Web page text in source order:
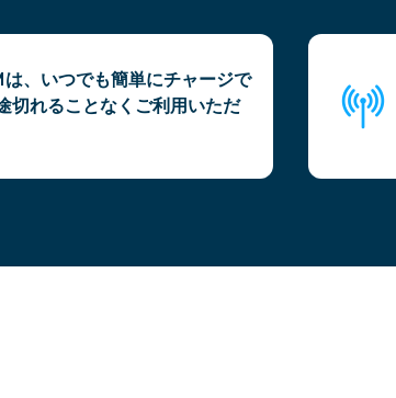
、いつでも簡単にチャージで
切れることなくご利用いただ